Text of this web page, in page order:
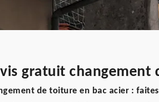
gratuit changement
de toiture en bac acier :